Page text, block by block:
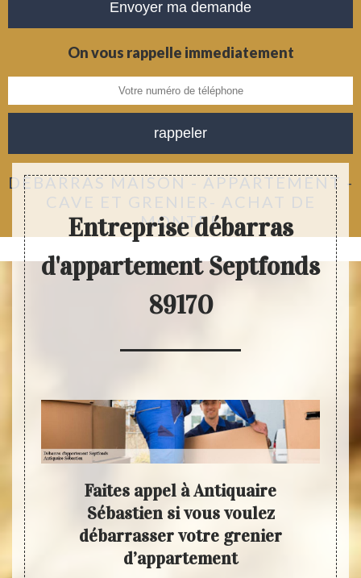
On vous rappelle immediatement
DÉBARRAS MAISON - APPARTEMENT -
CAVE ET GRENIER- ACHAT DE
MONTRE
Entreprise débarras
d'appartement Septfonds
89170
Faites appel à Antiquaire
Sébastien si vous voulez
débarrasser votre grenier
d’appartement